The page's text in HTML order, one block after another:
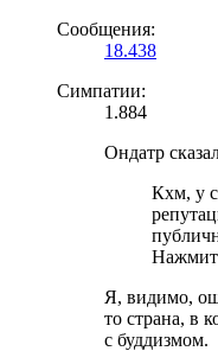
Сообщения:
18.438
Симпатии:
1.884
Ондатр
Кхм, у
Я, видимо,
то страна, в
с буддизмом.